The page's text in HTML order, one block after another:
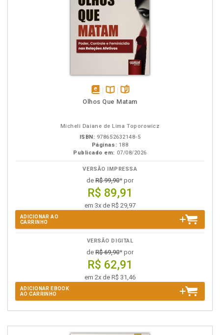
disponívelDisponível
páginas
Olhos Que Matam
Micheli Daiane de Lima Toporowicz
ISBN: 978652632148-5
Páginas: 188
Publicado em: 07/08/2026
VERSÃO IMPRESSA
de R$ 99,90* por
R$ 89,91
em 3x de R$ 29,97
ADICIONAR AO
CARRINHO
VERSÃO DIGITAL
de R$ 69,90* por
R$ 62,91
em 2x de R$ 31,46
ADICIONAR EBOOK
AO CARRINHO